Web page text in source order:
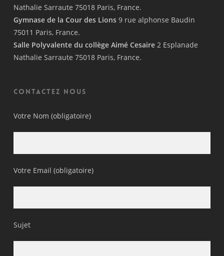
Nathalie Sarraute 75018 Paris, France.
Gymnase de la Cour des Lions9 rue alphonse Baudin
75011 Paris, France.
Salle Polyvalente du collège Aimé Cesaire2 Esplanade
Nathalie Sarraute 75018 Paris, France.
Contactez nous
Votre Nom (obligatoire)
Votre Email (obligatoire)
Sujet